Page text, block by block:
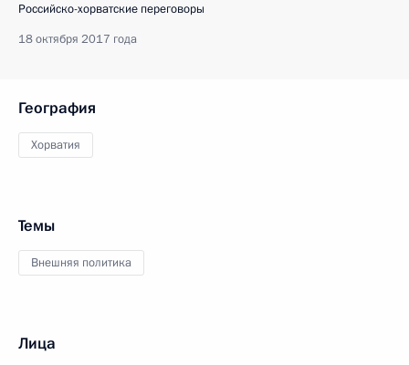
Российско-хорватские переговоры
18 октября 2017 года
География
Хорватия
Темы
Внешняя политика
Лица